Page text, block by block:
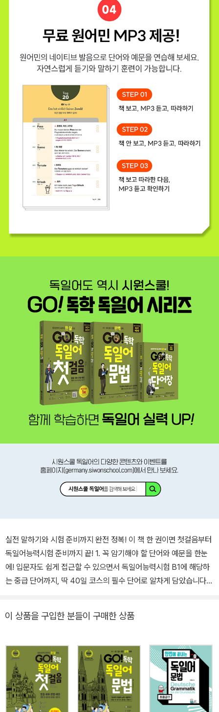
실전 말하기와 시험 준비까지 완전 정복! 이 책 한 권이면 첫걸음부터
독일어능력시험 준비까지 끝! 1. 꼭 암기해야 할 단어와 예문을 한눈
에! 입문자도 쉽게 접근할 수 있으면서 독일어능력시험 B1에 해당하
는 중급 단어까지, 딱 40일 코스의 필수 단어로 알차게 담았습니다.
2. 모든 표제어 관사, 변화형 표시! 성별, 격, 문법 규칙, 변화형… 단어
수 있도록, 모든 표제어에 성별과 수에 맞는 관사 및 변화형을 수록했
습니다. 이 단어는 남성 명사니, 복수에는 e가 붙니 일일이 외우지 마
시고, 이 책에 실린 올바른 관사와 변화형을 통으로 붙여 반복 학습하
며, 자연스럽게 익히세요. 3. 생생한 예문으로 실전 말하기까지 한번
에! 단어를 아무리 달달 외워도, 실제 문장에서 적용하지 못하면 소용
이 상품을 구입한 분들이 구매한 상품